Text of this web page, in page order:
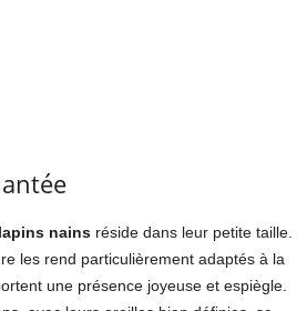
nains réside dans leur petite taille.
les rend particulièrement adaptés à la
une présence joyeuse et espiègle.